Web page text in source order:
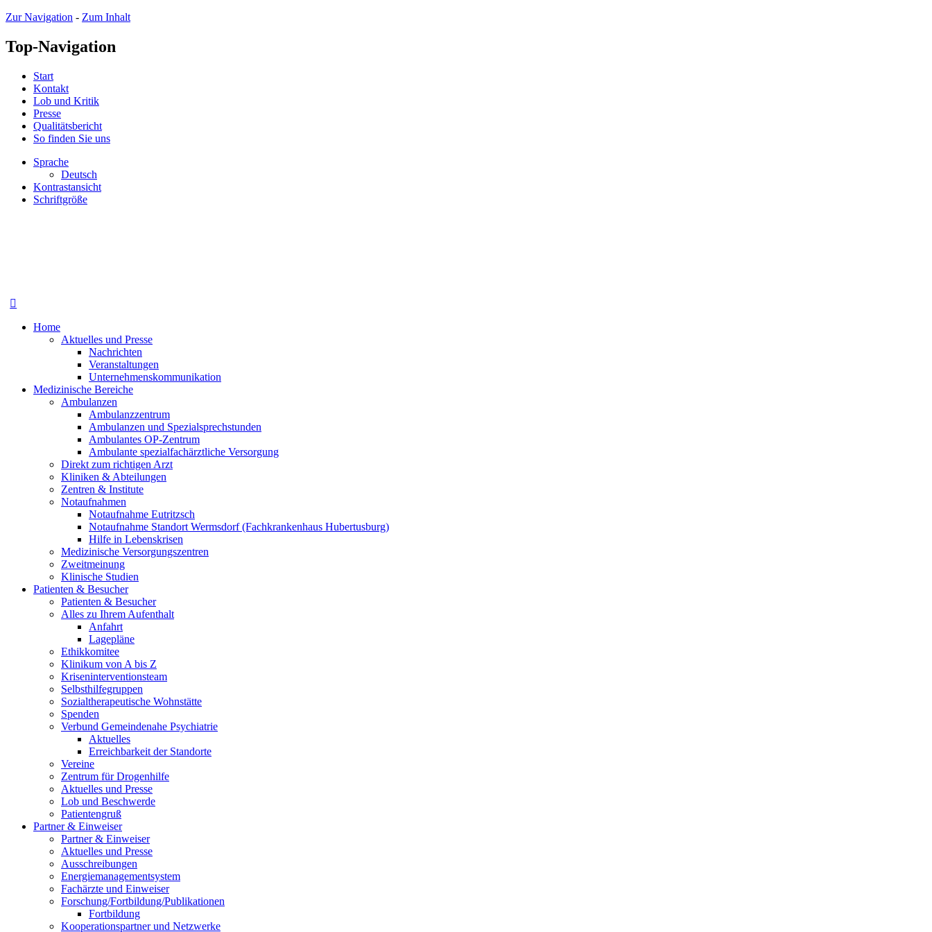
Zur Navigation - Zum Inhalt
Top-Navigation
Start
Kontakt
Lob und Kritik
Presse
Qualitätsbericht
So finden Sie uns
Sprache
Deutsch
Kontrastansicht
Schriftgröße
Home
Aktuelles und Presse
Nachrichten
Veranstaltungen
Unternehmenskommunikation
Medizinische Bereiche
Ambulanzen
Ambulanzzentrum
Ambulanzen und Spezialsprechstunden
Ambulantes OP-Zentrum
Ambulante spezialfachärztliche Versorgung
Direkt zum richtigen Arzt
Kliniken & Abteilungen
Zentren & Institute
Notaufnahmen
Notaufnahme Eutritzsch
Notaufnahme Standort Wermsdorf (Fachkrankenhaus Hubertusburg)
Hilfe in Lebenskrisen
Medizinische Versorgungszentren
Zweitmeinung
Klinische Studien
Patienten & Besucher
Patienten & Besucher
Alles zu Ihrem Aufenthalt
Anfahrt
Lagepläne
Ethikkomitee
Klinikum von A bis Z
Kriseninterventionsteam
Selbsthilfegruppen
Sozialtherapeutische Wohnstätte
Spenden
Verbund Gemeindenahe Psychiatrie
Aktuelles
Erreichbarkeit der Standorte
Vereine
Zentrum für Drogenhilfe
Aktuelles und Presse
Lob und Beschwerde
Patientengruß
Partner & Einweiser
Partner & Einweiser
Aktuelles und Presse
Ausschreibungen
Energiemanagementsystem
Fachärzte und Einweiser
Forschung/Fortbildung/Publikationen
Fortbildung
Kooperationspartner und Netzwerke